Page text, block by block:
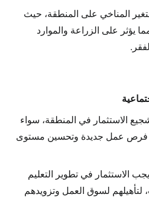
المناخي على المنطقة، حيث
يؤثر على الزراعة والموارد
الاستثمار في المنطقة، سواء
فرص عمل جديدة وتحسين مستوى
الاستثمار في تطوير التعليم
لتأهيلهم لسوق العمل وتزويدهم